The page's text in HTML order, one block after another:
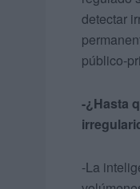
detectar
público-
-¿Hasta
-La